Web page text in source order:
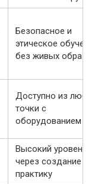
Безопасное и
этическое
без живых
Доступно из
точки с
оборудованием VR
Высокий уровень
через создание и
практику